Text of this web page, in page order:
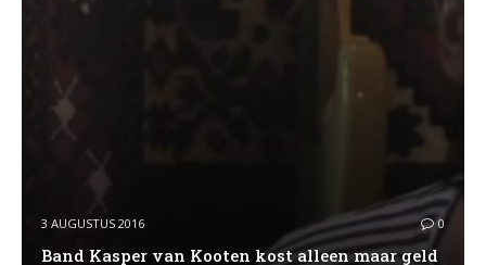
3 AUGUSTUS 2016 0
Band Kasper van Kooten kost alleen maar geld